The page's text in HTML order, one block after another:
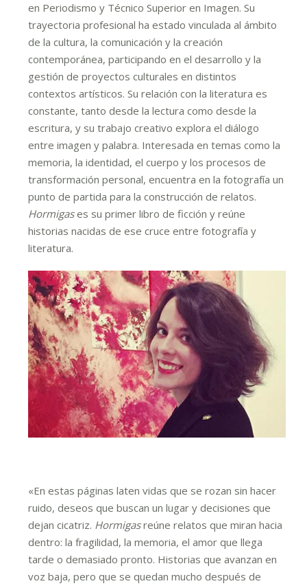
en Periodismo y Técnico Superior en Imagen. Su
trayectoria profesional ha estado vinculada al ámbito
de la cultura, la comunicación y la creación
contemporánea, participando en el desarrollo y la
gestión de proyectos culturales en distintos
contextos artísticos. Su relación con la literatura es
constante, tanto desde la lectura como desde la
escritura, y su trabajo creativo explora el diálogo
entre imagen y palabra. Interesada en temas como la
memoria, la identidad, el cuerpo y los procesos de
transformación personal, encuentra en la fotografía un
punto de partida para la construcción de relatos.
Hormigases su primer libro de ficción y reúne
historias nacidas de ese cruce entre fotografía y
literatura.
«En estas páginas laten vidas que se rozan sin hacer
ruido, deseos que buscan un lugar y decisiones que
dejan cicatriz. Hormigasreúne relatos que miran hacia
dentro: la fragilidad, la memoria, el amor que llega
tarde o demasiado pronto. Historias que avanzan en
voz baja, pero que se quedan mucho después de